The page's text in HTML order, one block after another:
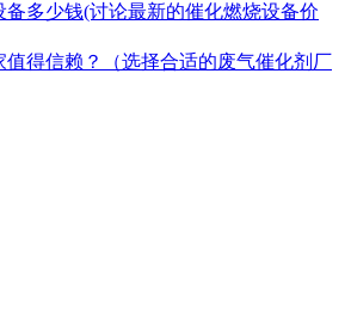
备多少钱(讨论最新的催化燃烧设备价
值得信赖？（选择合适的废气催化剂厂